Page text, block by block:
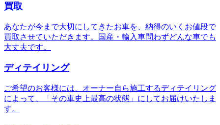
買取
あなたが今まで大切にしてきたお車を、納得のいくお値段で
買取させていただきます。国産・輸入車問わずどんな車でも
大丈夫です。
ディテイリング
ご希望のお客様には、オーナー自ら施工するディテイリング
によって、「その車史上最高の状態」にしてお届けいたしま
す。